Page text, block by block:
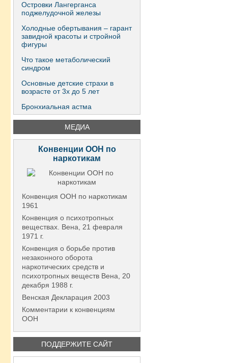
Островки Лангерганса
поджелудочной железы
Холодные обертывания – гарант
завидной красоты и стройной
фигуры
Что такое метаболический
синдром
Основные детские страхи в
возрасте от 3х до 5 лет
Бронхиальная астма
МЕДИА
Конвенции ООН по
наркотикам
Конвенция ООН по наркотикам
1961
Конвенция о психотропных
веществах. Вена, 21 февраля
1971 г.
Конвенция о борьбе против
незаконного оборота
наркотических средств и
психотропных веществ Вена, 20
декабря 1988 г.
Венская Декларация 2003
Комментарии к конвенциям
ООН
ПОДДЕРЖИТЕ САЙТ